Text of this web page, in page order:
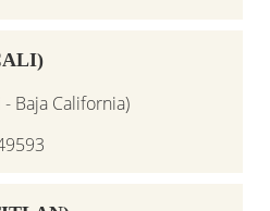
Baja California)